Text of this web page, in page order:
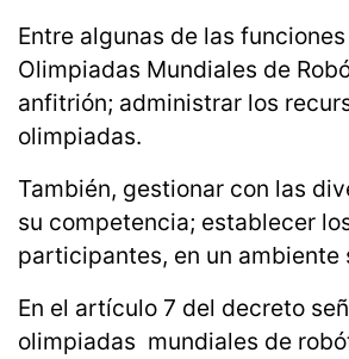
Entre algunas de las
Olimpiadas Mundiales de
anfitrión; administrar los
olimpiadas.
También, gestionar con las
su competencia; establecer
participantes, en un ambiente
En el artículo 7 del decreto
olimpiadas mundiales de